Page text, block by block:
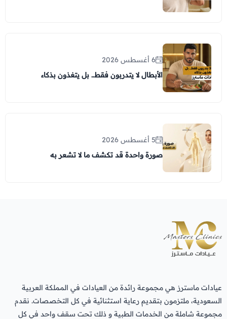
6 أغسطس 2026
الأبطال لا يتدربون فقط.. بل يتغذون بذكاء
5 أغسطس 2026
صورة واحدة قد تكشف ما لا تشعر به
عيادات ماسترز هي مجموعة رائدة من العيادات في المملكة العربية
السعودية، ملتزمون بتقديم رعاية استثنائية في كل التخصصات. نقدم
مجموعة شاملة من الخدمات الطبية و ذلك تحت سقف واحد في كل